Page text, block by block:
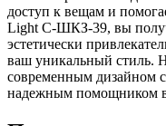
доступ к вещам и
Light С-ШКЗ-39, вы
эстетически
ваш уникальный стиль.
современным дизайном
надежным помощником в